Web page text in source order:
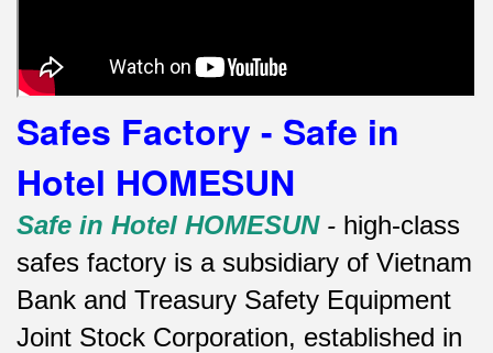
Safes Factory - Safe in
Hotel HOMESUN
Safe in Hotel HOMESUN- high-class
safes factory is a subsidiary of Vietnam
Bank and Treasury Safety Equipment
Joint Stock Corporation, established in